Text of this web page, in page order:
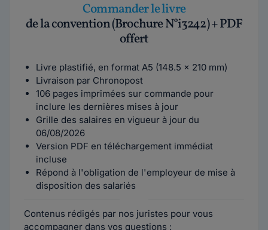
Commander le livre
de la convention (Brochure N°i3242) + PDF
offert
Livre plastifié, en format A5 (148.5 x 210 mm)
Livraison par Chronopost
106 pages imprimées sur commande pour
inclure les dernières mises à jour
Grille des salaires en vigueur à jour du
06/08/2026
Version PDF en téléchargement immédiat
incluse
Répond à l'obligation de l'employeur de mise à
disposition des salariés
Contenus rédigés par nos juristes pour vous
accompagner dans vos questions :